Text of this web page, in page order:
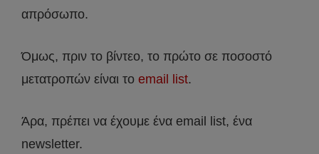
απρόσωπο.
Όμως, πριν το βίντεο, το πρώτο σε ποσοστό
μετατροπών είναι το email list.
Άρα, πρέπει να έχουμε ένα email list, ένα
newsletter.